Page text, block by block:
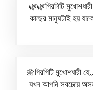
🌿🌿গিরগিটি
কাছের মানুষটাই হয়
🌼গিরগিটি মুখোশধারী
যখন আপনি সবচেয়ে